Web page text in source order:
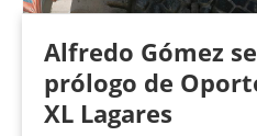
Alfredo Gómez
prólogo de
XL Lagares